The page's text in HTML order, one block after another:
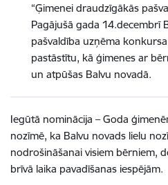
“Ģimenei draudzīgākās
Pagājušā gada 14.decembrī
pašvaldība uzņēma
pastāstītu, kā ģimenes ar
un atpūšas Balvu novadā.
Iegūtā nominācija – Goda
nozīmē, ka Balvu novads lielu
nodrošināšanai visiem bērniem,
brīvā laika pavadīšanas iespējām.